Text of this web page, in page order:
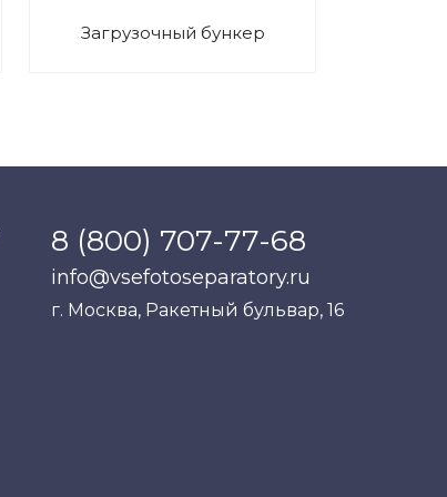
Загрузочный бункер
8 (800) 707-77-68
info@vsefotoseparatory.ru
г. Москва, Ракетный бульвар, 16